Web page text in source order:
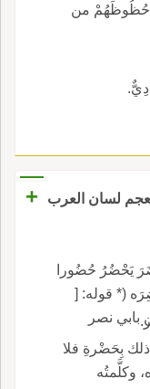
حُظُوظَهُمْ من
لسان العرب
+
الحُضورُ: نقيض المَغيب والغَيْبةِ؛ حَضَرَ يَحْضُرُ حُضُورا
(* قوله: [
نصر
بِحَضْرةِ فلا
وكلَّمتُه